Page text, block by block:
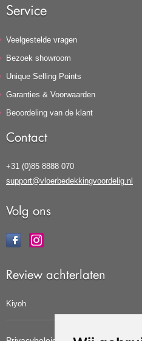
Service
Veelgestelde vragen
Bezoek showroom
Unique Selling Points
Garanties & Voorwaarden
Beoordeling van de klant
Contact
+31 (0)85 8888 070
support@vloerbedekkingvoordelig.nl
Volg ons
Review achterlaten
Kiyoh